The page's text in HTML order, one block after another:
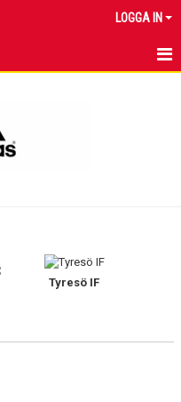
LOGGA IN
Tyresö IF